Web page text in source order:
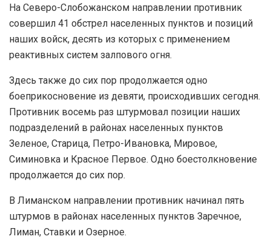
На Северо-Слобожанском направлении противник
совершил 41 обстрел населенных пунктов и позиций
наших войск, десять из которых с применением
реактивных систем залпового огня.
Здесь также до сих пор продолжается одно
боеприкосновение из девяти, происходивших сегодня.
Противник восемь раз штурмовал позиции наших
подразделений в районах населенных пунктов
Зеленое, Старица, Петро-Ивановка, Мировое,
Симиновка и Красное Первое. Одно боестолкновение
продолжается до сих пор.
В Лиманском направлении противник начинал пять
штурмов в районах населенных пунктов Заречное,
Лиман, Ставки и Озерное.